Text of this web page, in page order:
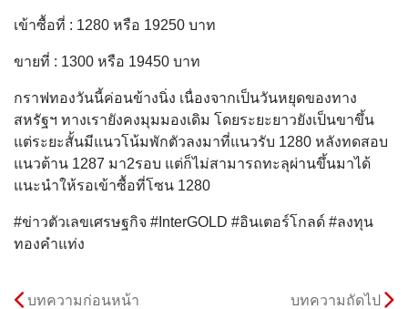
เข้าซื้อที่ : 1280 หรือ 19250 บาท
ขายที่ : 1300 หรือ 19450 บาท
กราฟทองวันนี้ค่อนข้างนิ่ง เนื่องจากเป็นวันหยุดของทาง
สหรัฐฯ ทางเรายังคงมุมมองเดิม โดยระยะยาวยังเป็นขาขึ้น
แต่ระยะสั้นมีแนวโน้มพักตัวลงมาที่แนวรับ 1280 หลังทดสอบ
แนวต้าน 1287 มา2รอบ แต่ก็ไม่สามารถทะลุผ่านขึ้นมาได้
แนะนำให้รอเข้าซื้อที่โซน 1280
#ข่าวตัวเลขเศรษฐกิจ #InterGOLD #อินเตอร์โกลด์ #ลงทุน
ทองคำแท่ง
บทความก่อนหน้า บทความถัดไป